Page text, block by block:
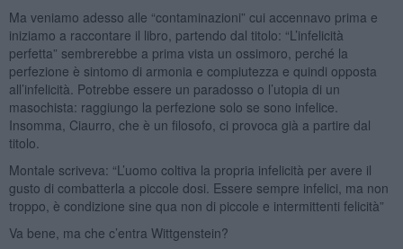
Ma veniamo adesso alle “contaminazioni” cui accennavo prima e
iniziamo a raccontare il libro, partendo dal titolo: “L’infelicità
perfetta” sembrerebbe a prima vista un ossimoro, perché la
perfezione è sintomo di armonia e compiutezza e quindi opposta
all’infelicità. Potrebbe essere un paradosso o l’utopia di un
masochista: raggiungo la perfezione solo se sono infelice.
Insomma, Ciaurro, che è un filosofo, ci provoca già a partire dal
titolo.
Montale scriveva: “L’uomo coltiva la propria infelicità per avere il
gusto di combatterla a piccole dosi. Essere sempre infelici, ma non
troppo, è condizione sine qua non di piccole e intermittenti felicità”
Va bene, ma che c’entra Wittgenstein?